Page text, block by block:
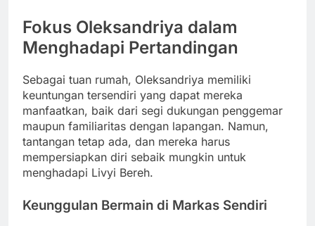
Fokus Oleksandriya dalam
Menghadapi Pertandingan
Sebagai tuan rumah, Oleksandriya memiliki
keuntungan tersendiri yang dapat mereka
manfaatkan, baik dari segi dukungan penggemar
maupun familiaritas dengan lapangan. Namun,
tantangan tetap ada, dan mereka harus
mempersiapkan diri sebaik mungkin untuk
menghadapi Livyi Bereh.
Keunggulan Bermain di Markas Sendiri